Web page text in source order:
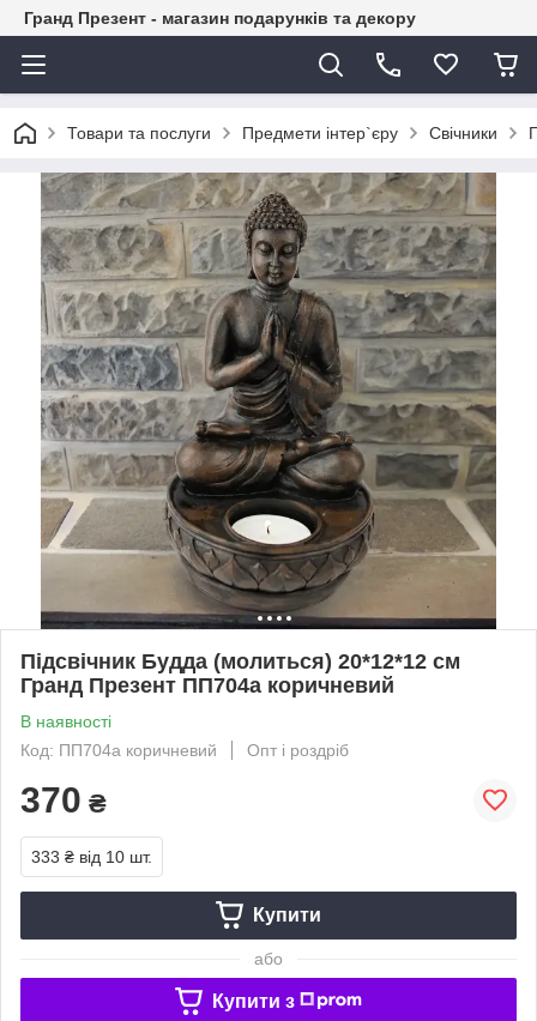
Гранд Презент - магазин подарунків та декору
Товари та послуги Предмети інтер`єру Свічники
Підсвічник Будда (молиться) 20*12*12 см
Гранд Презент ПП704а коричневий
В наявності
Код: ПП704а коричневий
Опт і роздріб
370 ₴
333 ₴ від 10 шт.
Купити
або
Купити з